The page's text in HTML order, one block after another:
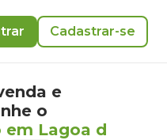
Cadastrar-se
e
o
em Lagoa d